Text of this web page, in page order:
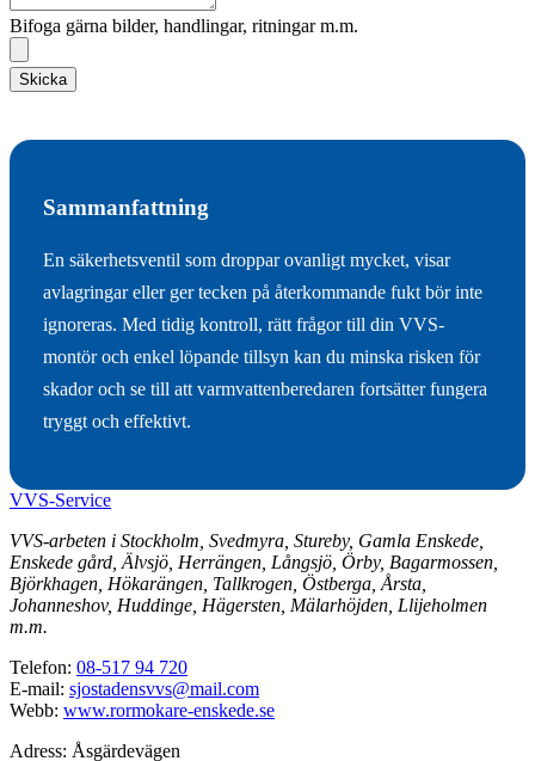
Bifoga gärna bilder, handlingar, ritningar m.m.
Skicka
Sammanfattning
En säkerhetsventil som droppar ovanligt mycket, visar
avlagringar eller ger tecken på återkommande fukt bör inte
ignoreras. Med tidig kontroll, rätt frågor till din VVS-
montör och enkel löpande tillsyn kan du minska risken för
skador och se till att varmvattenberedaren fortsätter fungera
tryggt och effektivt.
VVS-Service
VVS-arbeten i Stockholm, Svedmyra, Stureby, Gamla Enskede,
Enskede gård, Älvsjö, Herrängen, Långsjö, Örby, Bagarmossen,
Björkhagen, Hökarängen, Tallkrogen, Östberga, Årsta,
Johanneshov, Huddinge, Hägersten, Mälarhöjden, Llijeholmen
m.m.
Telefon: 08-517 94 720
E-mail: sjostadensvvs@mail.com
Webb: www.rormokare-enskede.se
Adress: Åsgärdevägen